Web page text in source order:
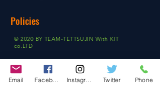
Policies
© 2020 BY TEAM-TETTSUJIN With KIT
co.LTD
Store Policy
Email Twitter Phone